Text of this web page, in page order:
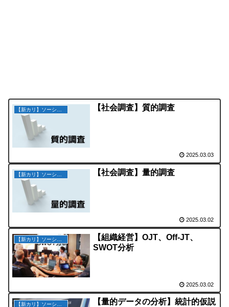
【新カリ】ソーシャルワークの理論と方法 【社会調査】質的調査
2025.03.03
【社会調査】量的調査
2025.03.02
【組織経営】OJT、Off-JT、
SWOT分析
2025.03.02
【量的データの分析】統計的仮説